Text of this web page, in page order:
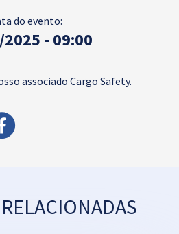
do evento:
- 09:00
associado Cargo Safety.